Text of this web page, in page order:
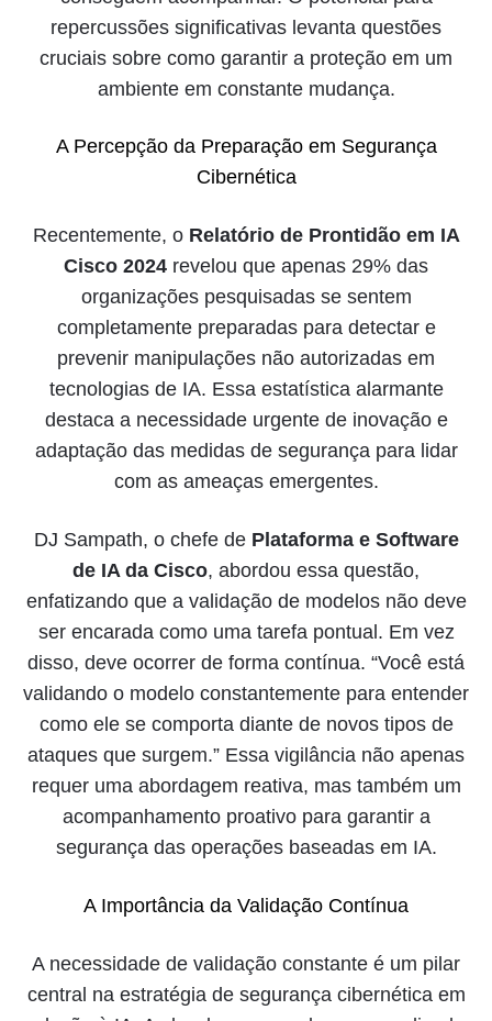
repercussões significativas levanta questões
cruciais sobre como garantir a proteção em um
ambiente em constante mudança.
A Percepção da Preparação em Segurança
Cibernética
Recentemente, o Relatório de Prontidão em IA
Cisco 2024 revelou que apenas 29% das
organizações pesquisadas se sentem
completamente preparadas para detectar e
prevenir manipulações não autorizadas em
tecnologias de IA. Essa estatística alarmante
destaca a necessidade urgente de inovação e
adaptação das medidas de segurança para lidar
com as ameaças emergentes.
DJ Sampath, o chefe de Plataforma e Software
de IA da Cisco, abordou essa questão,
enfatizando que a validação de modelos não deve
ser encarada como uma tarefa pontual. Em vez
disso, deve ocorrer de forma contínua. “Você está
validando o modelo constantemente para entender
como ele se comporta diante de novos tipos de
ataques que surgem.” Essa vigilância não apenas
requer uma abordagem reativa, mas também um
acompanhamento proativo para garantir a
segurança das operações baseadas em IA.
A Importância da Validação Contínua
A necessidade de validação constante é um pilar
central na estratégia de segurança cibernética em